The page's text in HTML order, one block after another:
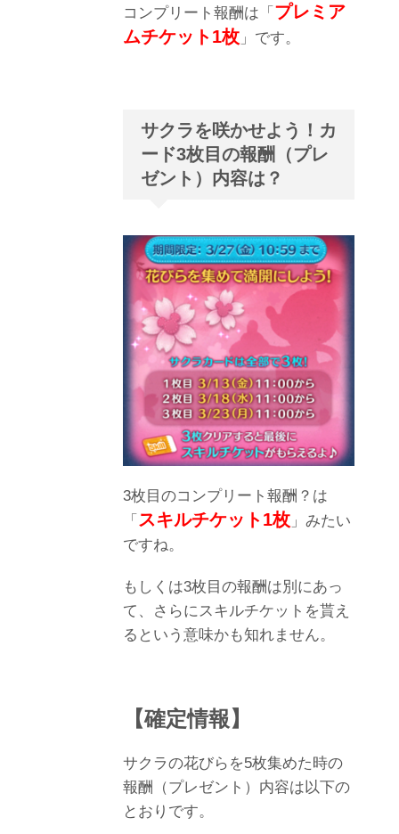
コンプリート報酬は「 プレミア
ムチケット1枚 」です。
サクラを咲かせよう！カ
ード3枚目の報酬（プレ
ゼント）内容は？
3枚目のコンプリート報酬？は
「 スキルチケット1枚 」みたい
ですね。
もしくは3枚目の報酬は別にあっ
て、さらにスキルチケットを貰え
るという意味かも知れません。
【確定情報】
サクラの花びらを5枚集めた時の
報酬（プレゼント）内容は以下の
とおりです。